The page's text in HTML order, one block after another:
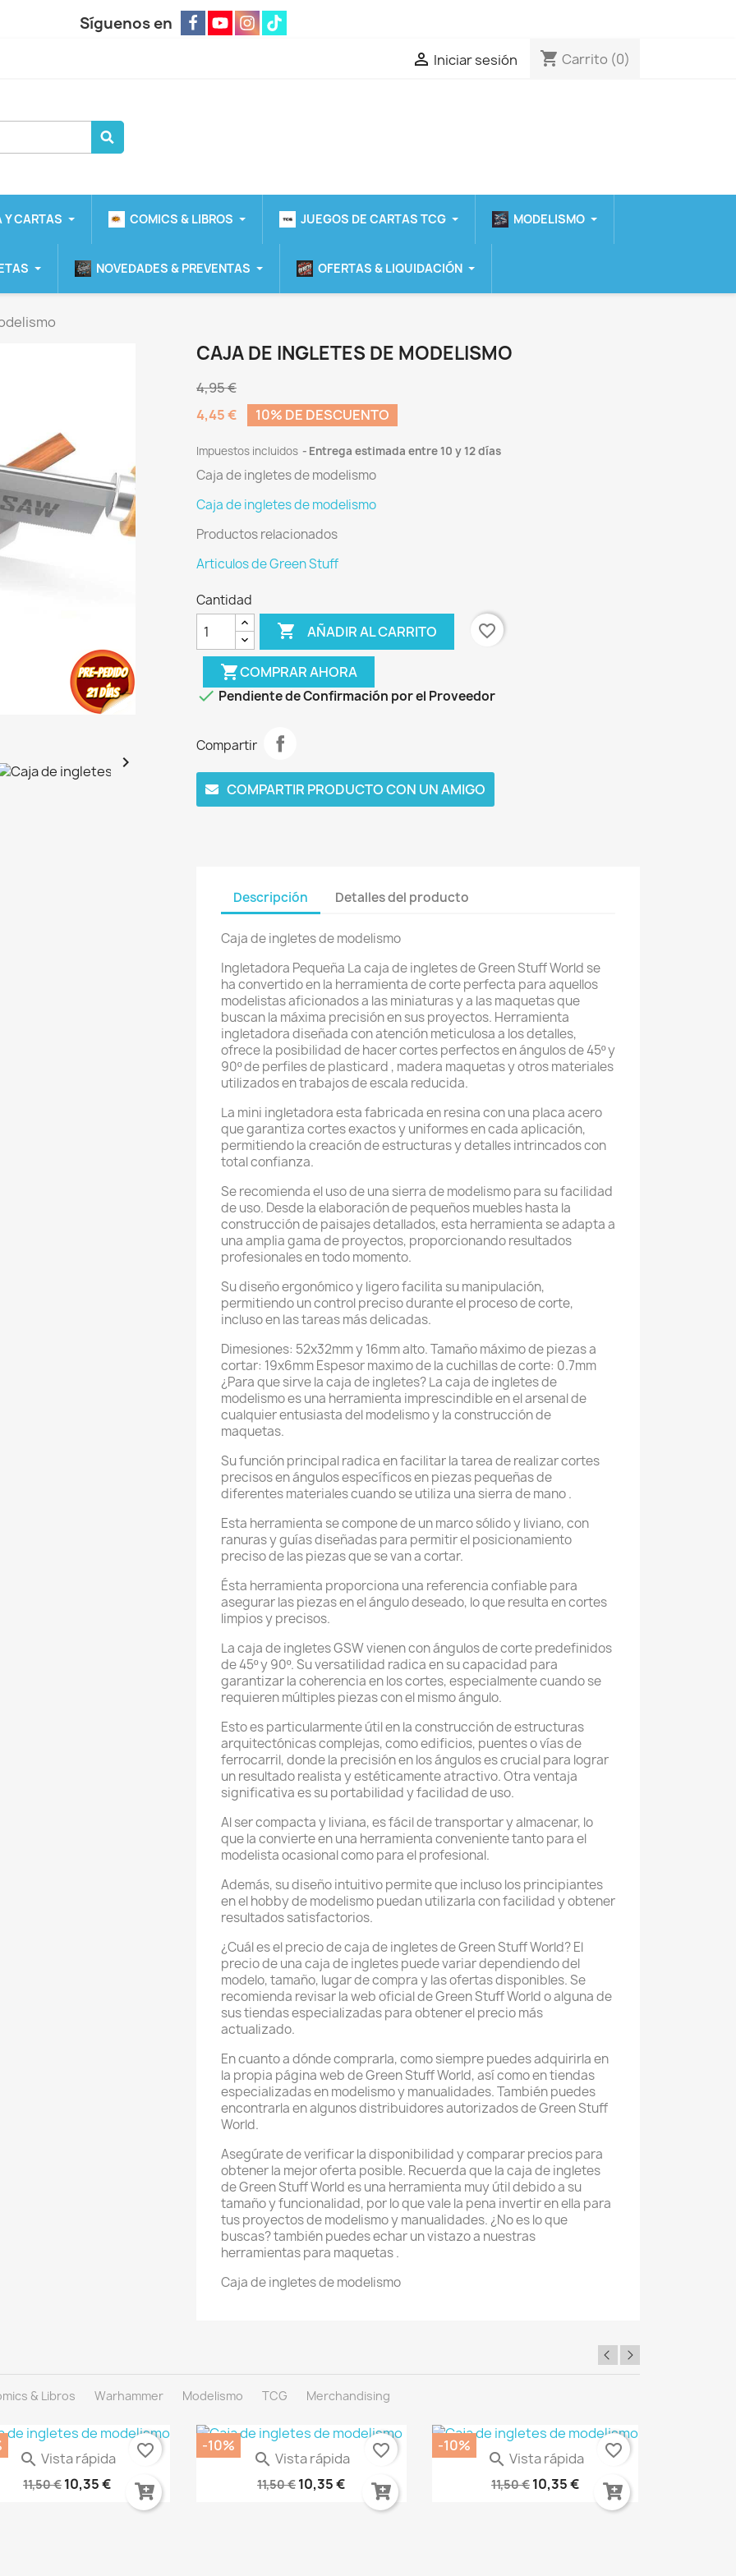
Síguenos en
 Iniciar sesión shopping_cart Carrito (0)
Y CARTAS COMICS & LIBROS JUEGOS DE CARTAS TCG MODELISMO
NOVEDADES & PREVENTAS OFERTAS & LIQUIDACIÓN

CAJA DE INGLETES DE MODELISMO
4,95 €
4,45 €
10% DE DESCUENTO
Impuestos incluidos Entrega estimada entre 10 y 12 días
Caja de ingletes de modelismo
Caja de ingletes de modelismo
Productos relacionados
Articulos de Green Stuff
Cantidad
 AÑADIR AL CARRITO favorite_border
shopping_cartCOMPRAR AHORA
 Pendiente de Confirmación por el Proveedor
Compartir
COMPARTIR PRODUCTO CON UN AMIGO
Descripción Detalles del producto
Caja de ingletes de modelismo
Ingletadora Pequeña La caja de ingletes de Green Stuff World se
ha convertido en la herramienta de corte perfecta para aquellos
modelistas aficionados a las miniaturas y a las maquetas que
buscan la máxima precisión en sus proyectos. Herramienta
ingletadora diseñada con atención meticulosa a los detalles,
ofrece la posibilidad de hacer cortes perfectos en ángulos de 45º y
90º de perfiles de plasticard , madera maquetas y otros materiales
utilizados en trabajos de escala reducida.
La mini ingletadora esta fabricada en resina con una placa acero
que garantiza cortes exactos y uniformes en cada aplicación,
permitiendo la creación de estructuras y detalles intrincados con
total confianza.
Se recomienda el uso de una sierra de modelismo para su facilidad
de uso. Desde la elaboración de pequeños muebles hasta la
construcción de paisajes detallados, esta herramienta se adapta a
una amplia gama de proyectos, proporcionando resultados
profesionales en todo momento.
Su diseño ergonómico y ligero facilita su manipulación,
permitiendo un control preciso durante el proceso de corte,
incluso en las tareas más delicadas.
Dimesiones: 52x32mm y 16mm alto. Tamaño máximo de piezas a
cortar: 19x6mm Espesor maximo de la cuchillas de corte: 0.7mm
¿Para que sirve la caja de ingletes? La caja de ingletes de
modelismo es una herramienta imprescindible en el arsenal de
cualquier entusiasta del modelismo y la construcción de
maquetas.
Su función principal radica en facilitar la tarea de realizar cortes
precisos en ángulos específicos en piezas pequeñas de
diferentes materiales cuando se utiliza una sierra de mano .
Esta herramienta se compone de un marco sólido y liviano, con
ranuras y guías diseñadas para permitir el posicionamiento
preciso de las piezas que se van a cortar.
Ésta herramienta proporciona una referencia confiable para
asegurar las piezas en el ángulo deseado, lo que resulta en cortes
limpios y precisos.
La caja de ingletes GSW vienen con ángulos de corte predefinidos
de 45º y 90º. Su versatilidad radica en su capacidad para
garantizar la coherencia en los cortes, especialmente cuando se
requieren múltiples piezas con el mismo ángulo.
Esto es particularmente útil en la construcción de estructuras
arquitectónicas complejas, como edificios, puentes o vías de
ferrocarril, donde la precisión en los ángulos es crucial para lograr
un resultado realista y estéticamente atractivo. Otra ventaja
significativa es su portabilidad y facilidad de uso.
Al ser compacta y liviana, es fácil de transportar y almacenar, lo
que la convierte en una herramienta conveniente tanto para el
modelista ocasional como para el profesional.
Además, su diseño intuitivo permite que incluso los principiantes
en el hobby de modelismo puedan utilizarla con facilidad y obtener
resultados satisfactorios.
¿Cuál es el precio de caja de ingletes de Green Stuff World? El
precio de una caja de ingletes puede variar dependiendo del
modelo, tamaño, lugar de compra y las ofertas disponibles. Se
recomienda revisar la web oficial de Green Stuff World o alguna de
sus tiendas especializadas para obtener el precio más
actualizado.
En cuanto a dónde comprarla, como siempre puedes adquirirla en
la propia página web de Green Stuff World, así como en tiendas
especializadas en modelismo y manualidades. También puedes
encontrarla en algunos distribuidores autorizados de Green Stuff
World.
Asegúrate de verificar la disponibilidad y comparar precios para
obtener la mejor oferta posible. Recuerda que la caja de ingletes
de Green Stuff World es una herramienta muy útil debido a su
tamaño y funcionalidad, por lo que vale la pena invertir en ella para
tus proyectos de modelismo y manualidades. ¿No es lo que
buscas? también puedes echar un vistazo a nuestras
herramientas para maquetas .
Caja de ingletes de modelismo
& Libros Warhammer Modelismo TCG Merchandising
 Vista rápida
SEMIBRILLANTE EN...
11,50 € 10,35 €
favorite_border  Vista rápida
SPRAY COLOR ARMADURA DORADA...
11,50 € 10,35 €
-10% favorite_border  Vista rápida
BARNIZ PROTECTOR SPRAY AK1015
11,50 € 10,35 €
-10% favorite_border